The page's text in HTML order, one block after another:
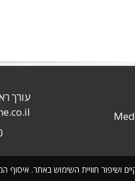
ושיפור חוויית השימוש באתר.
עורך